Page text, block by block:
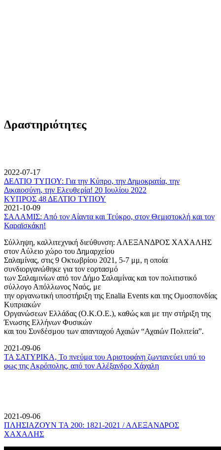
Δραστηριότητες
2022-07-17
ΔΕΛΤΙΟ ΤΥΠΟΥ: Για την Κύπρο, την Δημοκρατία, την
Δικαιοσύνη, την Ελευθερία! 20 Ιουλίου 2022
ΚΥΠΡΟΣ 48 ΔΕΛΤΙΟ ΤΥΠΟΥ
2021-10-09
ΣΑΛΑΜΙΣ: Από τον Αίαντα και Τεύκρο, στον Θεμιστοκλή και τον
Καραϊσκάκη!
Σύλληψη, καλλιτεχνική διεύθυνση: ΑΛΕΞΑΝΔΡΟΣ ΧΑΧΑΛΗΣ
στον Αύλειο χώρο του Δημαρχείου
Σαλαμίνας, στις 9 Οκτωβρίου 2021, 5-7 μμ, η οποία
συνδιοργανώθηκε για τον εορτασμό
των Σαλαμινίων από τον Δήμο Σαλαμίνας και τον πολιτιστικό
σύλλογο Απόλλωνος Ναός, με
την οργανωτική υποστήριξη της Enalia Events και της Ομοσπονδίας
Κυπριακών
Οργανώσεων Ελλάδας (Ο.Κ.Ο.Ε.), καθώς και με την στήριξη της
Ένωσης Ελλήνων Φυσικών
και του Συνδέσμου των απανταχού Αχαιών “Αχαιών Πολιτεία”.
2021-09-06
ΤΑ ΣΑΤΥΡΙΚΑ, Το πνεύμα του Αριστοφάνη ζωντανεύει υπό το
φως της Ακρόπολης, από τον Αλέξανδρο Χάχαλη
2021-09-06
ΠΛΗΣΙΑΖΟΥΝ ΤΑ 200: 1821-2021 / ΑΛΕΞΑΝΔΡΟΣ
ΧΑΧΑΛΗΣ